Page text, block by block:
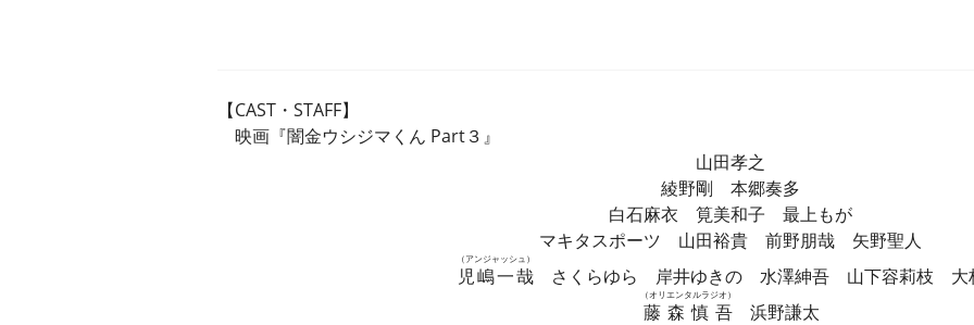
【CAST・STAFF】
映画『闇金ウシジマくん Part３』
山田孝之
綾野剛 本郷奏多
白石麻衣 筧美和子 最上もが
マキタスポーツ 山田裕貴 前野朋哉 矢野聖人
児嶋一哉
（アンジャッシュ）
さくらゆら 岸井ゆきの 水澤紳吾 山下容莉枝 大
藤森慎吾
（オリエンタルラジオ）
浜野謙太